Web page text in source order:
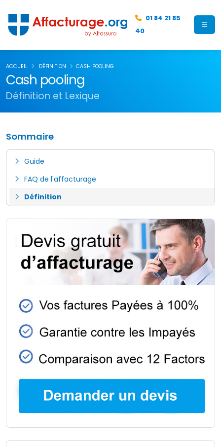
01 84 21 85
40
Cash pooling
Définition et Lexique
ACCUEIL DÉFINITION CASH POOLING
Sommaire
Guide
FAQ de l'affacturage
Définition